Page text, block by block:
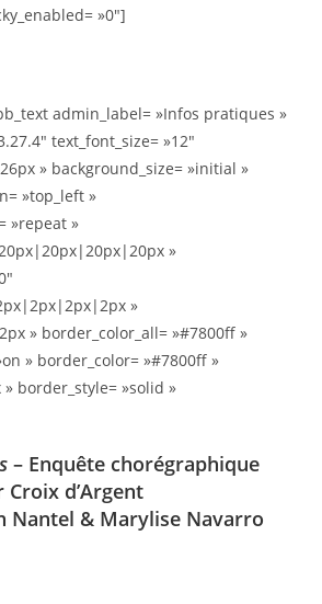
»0″]
admin_label= »Infos pratiques »
text_font_size= »12″
» background_size= »initial »
»top_left »
»repeat »
»
»
» border_color_all= »#7800ff »
» border_color= »#7800ff »
border_style= »solid »
– Enquête chorégraphique
d’Argent
Nantel & Marylise Navarro